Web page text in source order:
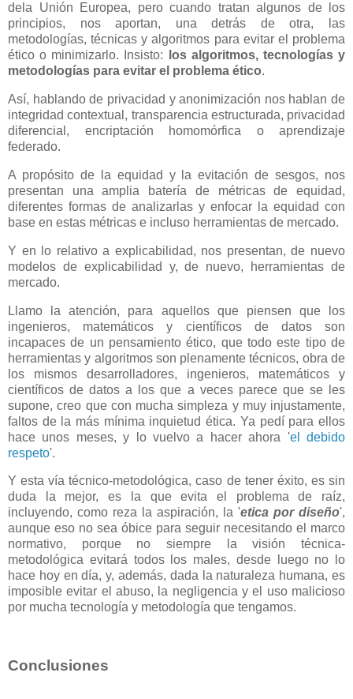
dela Unión Europea, pero cuando tratan algunos de los
principios, nos aportan, una detrás de otra, las
metodologías, técnicas y algoritmos para evitar el problema
ético o minimizarlo. Insisto:
los algoritmos, tecnologías y
metodologías para evitar el problema ético.
Así, hablando de privacidad y anonimización nos hablan de
integridad contextual, transparencia estructurada, privacidad
diferencial, encriptación homomórfica o aprendizaje
federado.
A propósito de la equidad y la evitación de sesgos, nos
presentan una amplia batería de métricas de equidad,
diferentes formas de analizarlas y enfocar la equidad con
base en estas métricas e incluso herramientas de mercado.
Y en lo relativo a explicabilidad, nos presentan, de nuevo
modelos de explicabilidad y, de nuevo, herramientas de
mercado.
Llamo la atención, para aquellos que piensen que los
ingenieros, matemáticos y científicos de datos son
incapaces de un pensamiento ético, que todo este tipo de
herramientas y algoritmos son plenamente técnicos, obra de
los mismos desarrolladores, ingenieros, matemáticos y
científicos de datos a los que a veces parece que se les
supone, creo que con mucha simpleza y muy injustamente,
faltos de la más mínima inquietud ética. Ya pedí para ellos
hace unos meses, y lo vuelvo a hacer ahora 'el debido
respeto'.
Y esta vía técnico-metodológica, caso de tener éxito, es sin
duda la mejor, es la que evita el problema de raíz,
incluyendo, como reza la aspiración, la 'etica por diseño',
aunque eso no sea óbice para seguir necesitando el marco
normativo, porque no siempre la visión técnica-
metodológica evitará todos los males, desde luego no lo
hace hoy en día, y, además, dada la naturaleza humana, es
imposible evitar el abuso, la negligencia y el uso malicioso
por mucha tecnología y metodología que tengamos.
Conclusiones